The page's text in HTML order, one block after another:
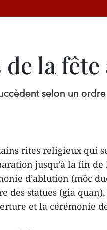
la fête
selon un
rites religieux qui
jusqu’à la fin de
d’ablution (môc
des statues (gia
et la cérémonie